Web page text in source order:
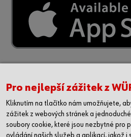
Pro nejlepší zážitek z
Kliknutím na tlačítko nám umožňujete,
zážitek z webových stránek a
soubory cookie, které jsou nezbytné pro
ovládání našich služeb a aplikací, jakož i